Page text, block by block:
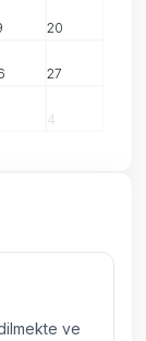
20
27
4
ve